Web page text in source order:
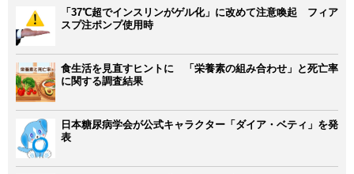
「37℃超でインスリンがゲル化」に改めて注意喚起 フィア
スプ注ポンプ使用時
食生活を見直すヒントに 「栄養素の組み合わせ」と死亡率
に関する調査結果
日本糖尿病学会が公式キャラクター「ダイア・ベティ」を発
表